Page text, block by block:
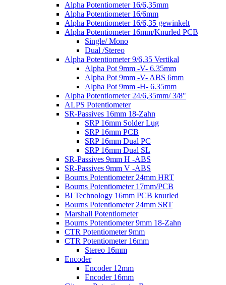
Alpha Potentiometer 16/6,35mm
Alpha Potentiometer 16/6mm
Alpha Potentiometer 16/6,35 gewinkelt
Alpha Potentiometer 16mm/Knurled PCB
Single/ Mono
Dual /Stereo
Alpha Potentiometer 9/6,35 Vertikal
Alpha Pot 9mm -V- 6.35mm
Alpha Pot 9mm -V- ABS 6mm
Alpha Pot 9mm -H- 6.35mm
Alpha Potentiometer 24/6,35mm/ 3/8"
ALPS Potentiometer
SR-Passives 16mm 18-Zahn
SRP 16mm Solder Lug
SRP 16mm PCB
SRP 16mm Dual PC
SRP 16mm Dual SL
SR-Passives 9mm H -ABS
SR-Passives 9mm V -ABS
Bourns Potentiometer 24mm HRT
Bourns Potentiometer 17mm/PCB
BI Technology 16mm PCB knurled
Bourns Potentiometer 24mm SRT
Marshall Potentiometer
Bourns Potentiometer 9mm 18-Zahn
CTR Potentiometer 9mm
CTR Potentiometer 16mm
Stereo 16mm
Encoder
Encoder 12mm
Encoder 16mm